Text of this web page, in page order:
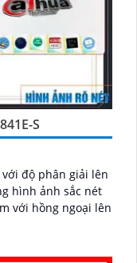
S
với độ phân giải lên
hình ảnh sắc nét